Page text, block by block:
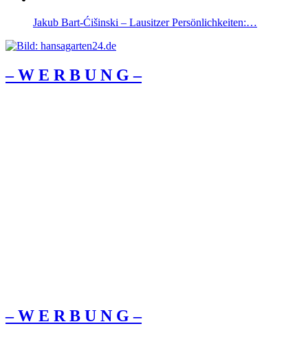
Jakub Bart-Ćišinski – Lausitzer Persönlichkeiten:…
– W Ε R Β U Ν G –
– W Ε R Β U Ν G –